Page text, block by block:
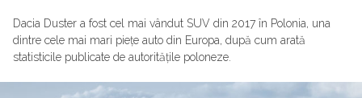
Dacia Duster a fost cel mai vândut SUV din 2017 în Polonia, una
dintre cele mai mari piețe auto din Europa, după cum arată
statisticile publicate de autoritățile poloneze.